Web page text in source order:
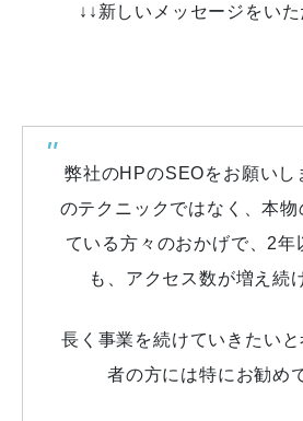
↓↓新しいメッセージをい
弊社のHPのSEOをお願いし
のテクニックではなく、本
ている方々のおかげで、2年
も、アクセス数が増え続
長く事業を続けていきたい
者の方には特にお勧め